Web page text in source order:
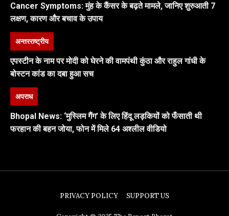
Cancer Symptoms: मुंह के कैंसर के बढ़ते मामले, जानिए शुरुआती 7
लक्षण, कारण और बचाव के उपाय
अन्तरराष्ट्रीय
एपस्टीन के नाम पर मोदी को घेरने की वामपंथी कुंठा और राहुल गांधी के
बोस्टन कांड का दबा हुआ सच
अपराध
Bhopal News: ‘मुस्लिम गैंग’ के लिए हिंदू लड़कियों को फँसाती थी
फरहान की बहन जोया, फोन में मिले 64 अश्लील वीडियो
PRIVACY POLICY SUPPORT US